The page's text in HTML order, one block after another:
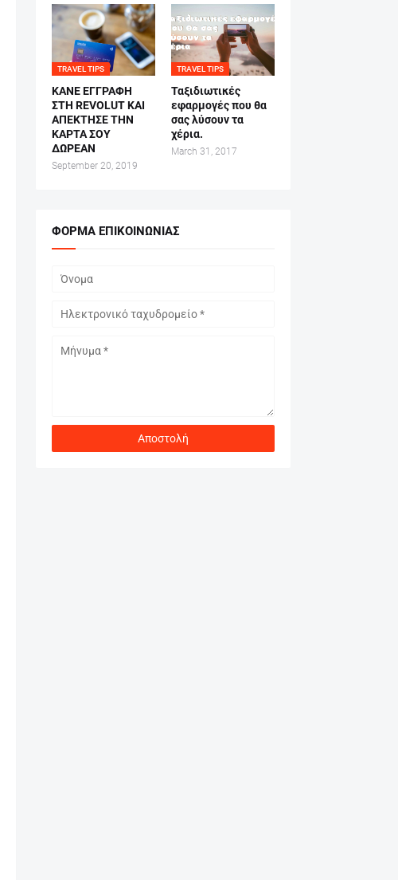
TRAVEL TIPS
ΚΑΝΕ ΕΓΓΡΑΦΗ
ΣΤΗ REVOLUT ΚΑΙ
ΑΠΕΚΤΗΣΕ ΤΗΝ
ΚΑΡΤΑ ΣΟΥ
ΔΩΡΕΑΝ
September 20, 2019
TRAVEL TIPS
Ταξιδιωτικές
εφαρμογές που θα
σας λύσουν τα
χέρια.
March 31, 2017
ΦΌΡΜΑ ΕΠΙΚΟΙΝΩΝΊΑΣ